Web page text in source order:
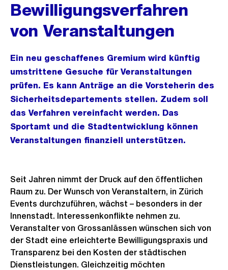
Bewilligungsverfahren
von Veranstaltungen
Ein neu geschaffenes Gremium wird künftig
umstrittene Gesuche für Veranstaltungen
prüfen. Es kann Anträge an die Vorsteherin des
Sicherheitsdepartements stellen. Zudem soll
das Verfahren vereinfacht werden. Das
Sportamt und die Stadtentwicklung können
Veranstaltungen finanziell unterstützen.
Seit Jahren nimmt der Druck auf den öffentlichen
Raum zu. Der Wunsch von Veranstaltern, in Zürich
Events durchzuführen, wächst – besonders in der
Innenstadt. Interessenkonflikte nehmen zu.
Veranstalter von Grossanlässen wünschen sich von
der Stadt eine erleichterte Bewilligungspraxis und
Transparenz bei den Kosten der städtischen
Dienstleistungen. Gleichzeitig möchten